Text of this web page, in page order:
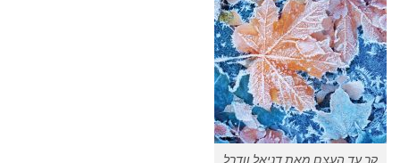
קר עד העצם מאת דניאל וודרל